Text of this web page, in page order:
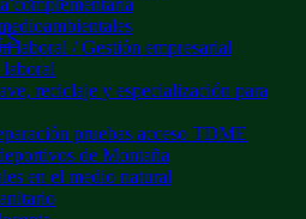
complementaria
laboral / Gestión empresarial
reciclaje y especialización para
pruebas acceso TDME
de Montaña
en el medio natural